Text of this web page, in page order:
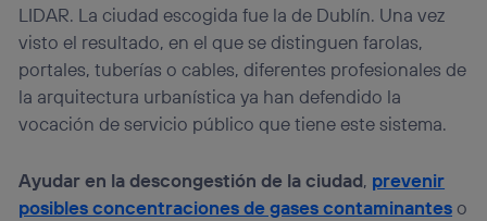
LIDAR. La ciudad escogida fue la de Dublín. Una vez
visto el resultado, en el que se distinguen farolas,
portales, tuberías o cables, diferentes profesionales de
la arquitectura urbanística ya han defendido la
vocación de servicio público que tiene este sistema.
Ayudar en la descongestión de la ciudad, prevenir
posibles concentraciones de gases contaminanteso